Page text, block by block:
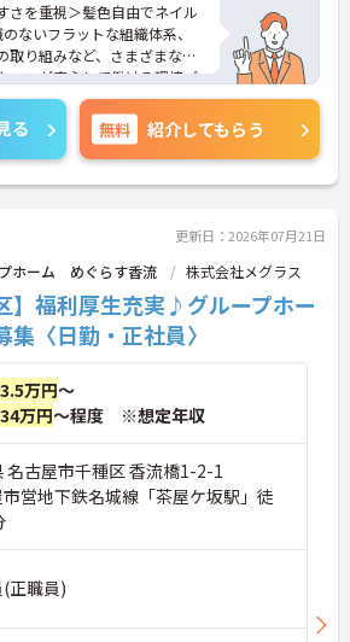
さを重視＞髪色自由でネイル
ないフラットな組織体系、
取り組みなど、さまざまな制
ッフが安心して働ける環境づ
ます。
せた勤務形態＞夜勤ありの
、夜勤専従といったさまざま
いる法人です。
らのお仕事＞一人ひとりが主
ど、チームとしてしっかりと
業務に努められています。
面接対策ポイント等、さらに
でお気軽にご相談ください！
る 無料 紹介してもらう
更新日：2026年07月21日
ホーム めぐらす香流 株式会社メグラス
】福利厚生充実♪グループホー
〈日勤・正社員〉
万円～
万円～程度 ※想定年収
名古屋市千種区 香流橋1-2-1
営地下鉄名城線「茶屋ケ坂駅」徒
正職員)